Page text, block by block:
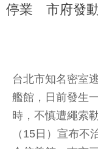
停業 市府發
台北市知名密室
艦館，日前發生
時，不慎遭繩索
（15日）宣布不